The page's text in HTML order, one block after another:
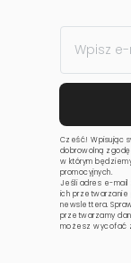
Cześć! Wpisując
dobrowolną
w którym
promocyjnych.
Jeśli adres e-mail
ich przetwarzanie
newslettera.
przetwarzamy
możesz wycofać